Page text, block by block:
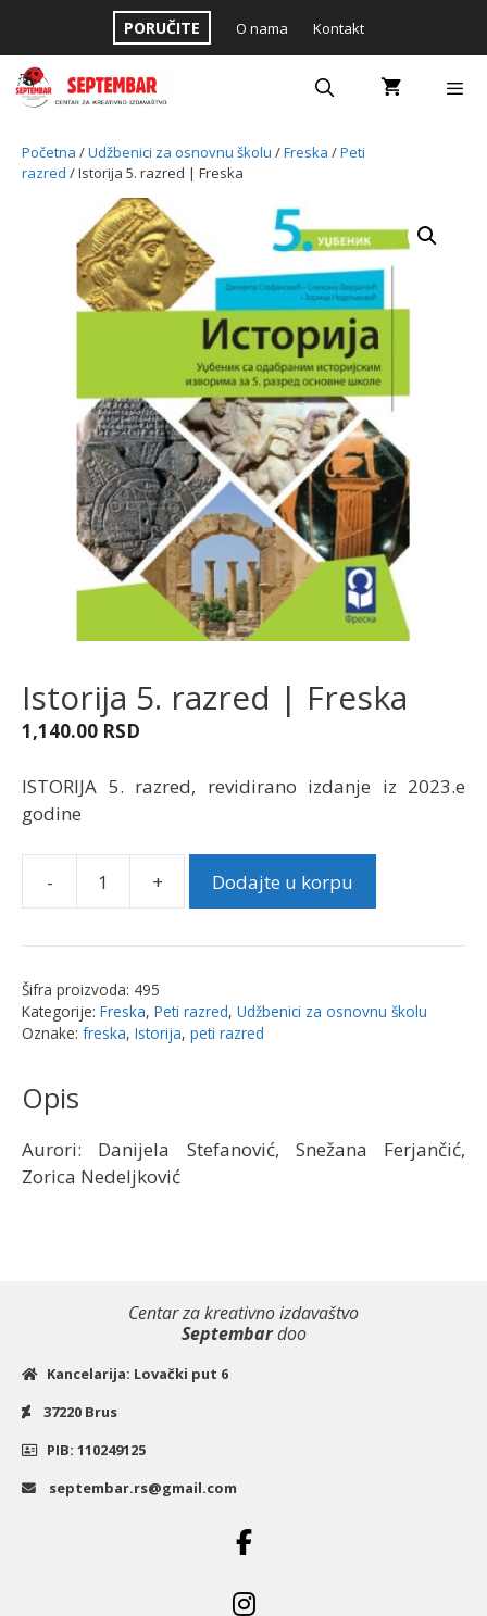
content
PORUČITE O nama Kontakt
Početna /Udžbenici za osnovnu školu /Freska /Peti
razred / Istorija 5. razred | Freska
Istorija 5. razred | Freska
1,140.00 RSD
ISTORIJA 5. razred, revidirano izdanje iz 2023.e
godine
-
Istorija
razred
Freska
količina
+ Dodajte u korpu
Šifra proizvoda: 495
Kategorije: Freska, Peti razred, Udžbenici za osnovnu školu
Oznake: freska, Istorija, peti razred
Opis
Aurori: Danijela Stefanović, Snežana Ferjančić,
Zorica Nedeljković
Centar za kreativno izdavaštvo
Septembardoo
Kancelarija: Lovački put 6
37220 Brus
PIB: 110249125
septembar.rs@gmail.com